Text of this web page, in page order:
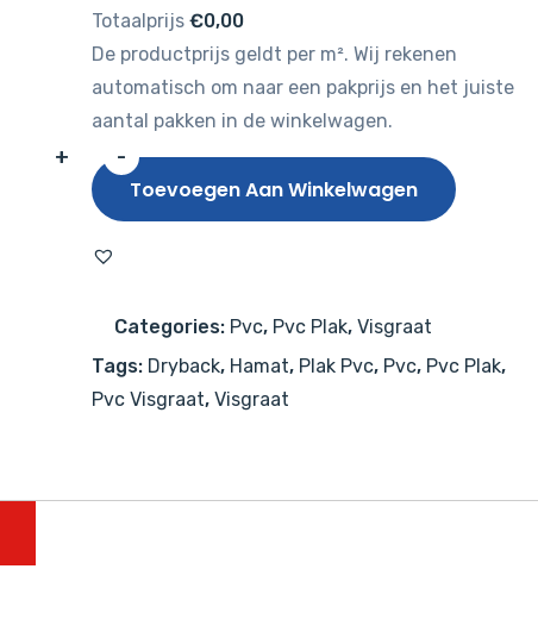
Totaalprijs €0,00
De productprijs geldt per m². Wij rekenen
automatisch om naar een pakprijs en het juiste
aantal pakken in de winkelwagen.
-
HAMAT
Identity
Smoked
aantal
+
Toevoegen Aan Winkelwagen
Categories: Pvc, Pvc Plak, Visgraat
Tags: Dryback, Hamat, Plak Pvc, Pvc, Pvc Plak,
Pvc Visgraat, Visgraat